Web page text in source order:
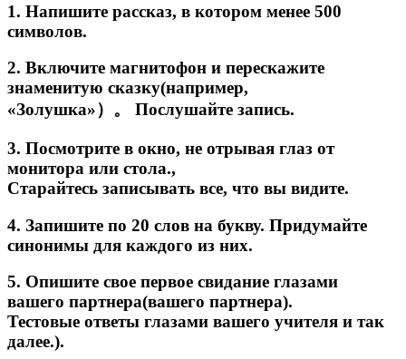
1. Напишите рассказ, в котором менее 500
символов.
2. Включите магнитофон и перескажите
знаменитую сказку(например,
«Золушка»）。 Послушайте запись.
3. Посмотрите в окно, не отрывая глаз от
монитора или стола.,
Старайтесь записывать все, что вы видите.
4. Запишите по 20 слов на букву. Придумайте
синонимы для каждого из них.
5. Опишите свое первое свидание глазами
вашего партнера(вашего партнера).
Тестовые ответы глазами вашего учителя и так
далее.).